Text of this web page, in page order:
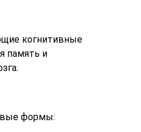
когнитивные
память и
формы: